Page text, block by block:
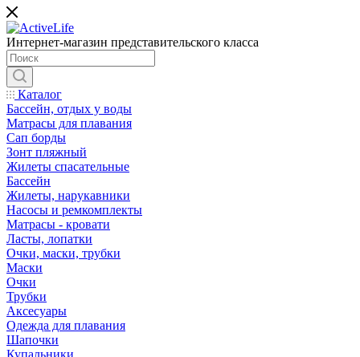
Интернет-магазин представительского класса
Каталог
Бассейн, отдых у воды
Матрасы для плавания
Сап борды
Зонт пляжный
Жилеты спасательные
Бассейн
Жилеты, нарукавники
Насосы и ремкомплекты
Матрасы - кровати
Ласты, лопатки
Очки, маски, трубки
Маски
Очки
Трубки
Аксесуары
Одежда для плавания
Шапочки
Купальники